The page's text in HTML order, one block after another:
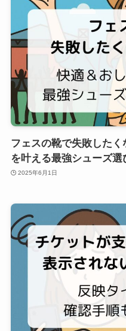
フェスの靴で失敗した
を叶える最強シューズ選
2025年6月1日